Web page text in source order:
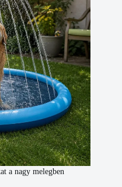
a nagy melegben